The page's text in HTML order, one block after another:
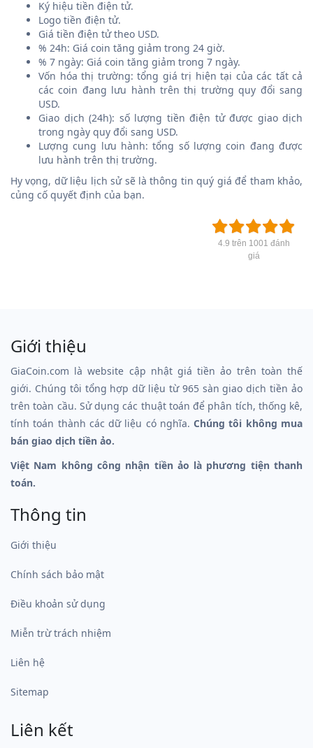
Ký hiệu tiền điện tử.
Logo tiền điện tử.
Giá tiền điện tử theo USD.
% 24h: Giá coin tăng giảm trong 24 giờ.
% 7 ngày: Giá coin tăng giảm trong 7 ngày.
Vốn hóa thị trường: tổng giá trị hiện tại của các tất cả
các coin đang lưu hành trên thị trường quy đổi sang
USD.
Giao dịch (24h): số lượng tiền điện tử được giao dịch
trong ngày quy đổi sang USD.
Lượng cung lưu hành: tổng số lượng coin đang được
lưu hành trên thị trường.
Hy vọng, dữ liệu lịch sử sẽ là thông tin quý giá để tham khảo,
củng cố quyết định của bạn.
4.9 trên 1001 đánh
giá
Giới thiệu
GiaCoin.com là website cập nhật giá tiền ảo trên toàn thế
giới. Chúng tôi tổng hợp dữ liệu từ 965 sàn giao dịch tiền ảo
trên toàn cầu. Sử dụng các thuật toán để phân tích, thống kê,
tính toán thành các dữ liệu có nghĩa.Chúng tôi không mua
bán giao dịch tiền ảo.
Việt Nam không công nhận tiền ảo là phương tiện thanh
toán.
Thông tin
Giới thiệu
Chính sách bảo mật
Điều khoản sử dụng
Miễn trừ trách nhiệm
Liên hệ
Sitemap
Liên kết